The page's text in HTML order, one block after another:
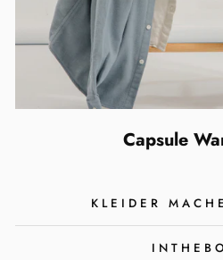
Capsule
KLEIDER